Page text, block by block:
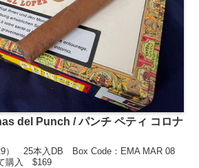
del Punch / パンチ ペティ コロナ
） 25本入DB Box Code：EMA MAR 08
購入 $169